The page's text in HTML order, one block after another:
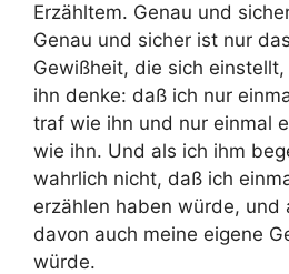
Erzähltem. Genau und
Genau und sicher ist nur
Gewißheit, die sich
ihn denke: daß ich nur
traf wie ihn und nur einmal
wie ihn. Und als ich ihm
wahrlich nicht, daß ich
erzählen haben würde, und
davon auch meine eigene
würde.